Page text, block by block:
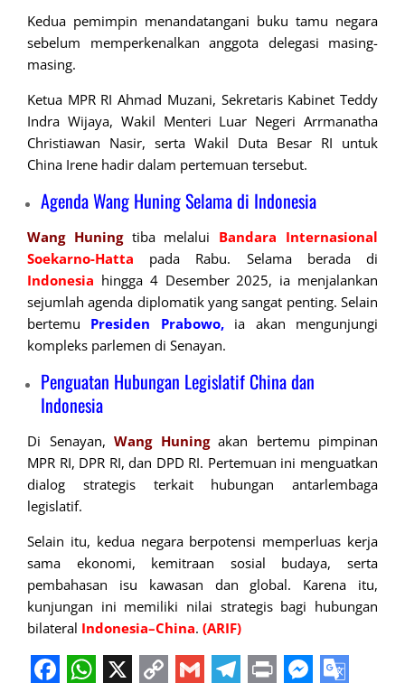
Kedua pemimpin menandatangani buku tamu negara
sebelum memperkenalkan anggota delegasi masing-
masing.
Ketua MPR RI Ahmad Muzani, Sekretaris Kabinet Teddy
Indra Wijaya, Wakil Menteri Luar Negeri Arrmanatha
Christiawan Nasir, serta Wakil Duta Besar RI untuk
China Irene hadir dalam pertemuan tersebut.
Agenda Wang Huning Selama di Indonesia
Wang Huningtiba melalui Bandara Internasional
Soekarno-Hatta pada Rabu. Selama berada di
Indonesia hingga 4 Desember 2025, ia menjalankan
sejumlah agenda diplomatik yang sangat penting. Selain
bertemu Presiden Prabowo,ia akan mengunjungi
kompleks parlemen di Senayan.
Penguatan Hubungan Legislatif China dan
Indonesia
Di Senayan, Wang Huningakan bertemu pimpinan
MPR RI, DPR RI, dan DPD RI. Pertemuan ini menguatkan
dialog strategis terkait hubungan antarlembaga
legislatif.
Selain itu, kedua negara berpotensi memperluas kerja
sama ekonomi, kemitraan sosial budaya, serta
pembahasan isu kawasan dan global. Karena itu,
kunjungan ini memiliki nilai strategis bagi hubungan
bilateral Indonesia–China. (ARIF)